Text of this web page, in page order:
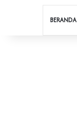
BERANDA